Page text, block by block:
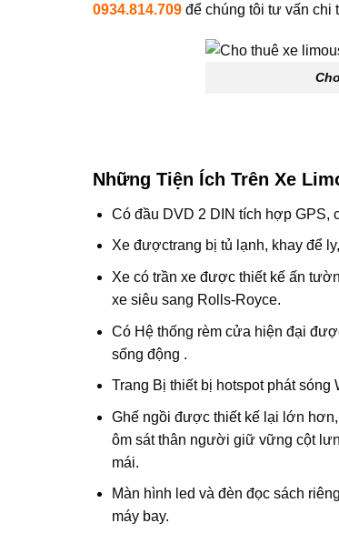
0934.814.709 để chúng tôi tư vấn chi
Những Tiện Ích Trên Xe
Có đầu DVD 2 DIN tích hợp GPS,
Xe đượctrang bị tủ lạnh, khay để
Xe có trần xe được thiết kế ấn
xe siêu sang Rolls-Royce.
Có Hệ thống rèm cửa hiện đại
sống động .
Trang Bị thiết bị hotspot phát sóng
Ghế ngồi được thiết kế lại lớn
ôm sát thân người giữ vững cột
mái.
Màn hình led và đèn đọc sách
máy bay.